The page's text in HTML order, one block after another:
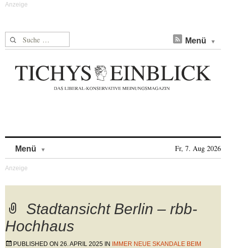
Suche nach: Menü
Menü Fr, 7. Aug 2026
Stadtansicht Berlin – rbb-
Hochhaus
PUBLISHED ON 26. APRIL 2025 IN
IMMER NEUE SKANDALE BEIM